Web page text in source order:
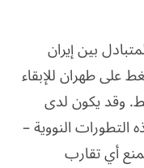
بين إيران
على طهران للإبقاء
وقد يكون لدى
النووية –
أي تقارب